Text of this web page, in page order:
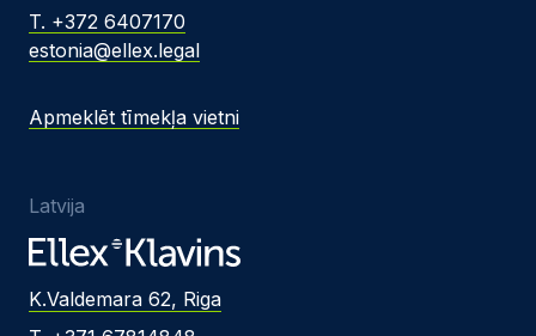
T. +372 6407170
estonia@ellex.legal
Apmeklēt tīmekļa vietni
Latvija
K.Valdemara 62, Riga